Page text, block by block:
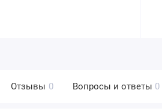
Отзывы 0 Вопросы и ответы 0